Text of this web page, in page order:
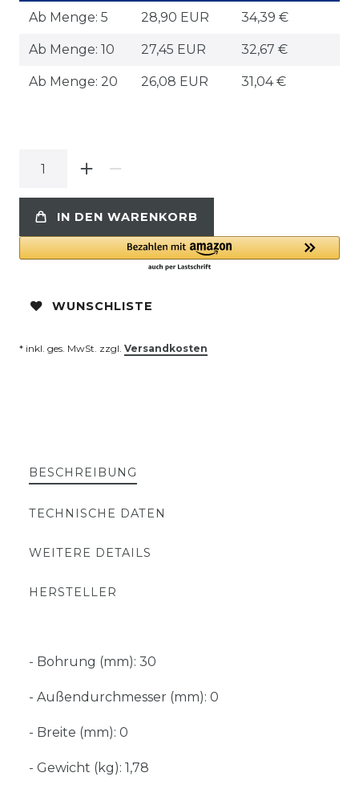
Ab Menge: 5 28,90 EUR 34,39 €
Ab Menge: 10 27,45 EUR 32,67 €
Ab Menge: 20 26,08 EUR 31,04 €
IN DEN WARENKORB
WUNSCHLISTE
* inkl. ges. MwSt. zzgl. Versandkosten
BESCHREIBUNG
TECHNISCHE DATEN
WEITERE DETAILS
HERSTELLER
- Bohrung (mm): 30
- Außendurchmesser (mm): 0
- Breite (mm): 0
- Gewicht (kg): 1,78